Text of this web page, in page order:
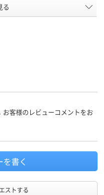
20
る
客様のレビューコメントをお
を書く
ストする